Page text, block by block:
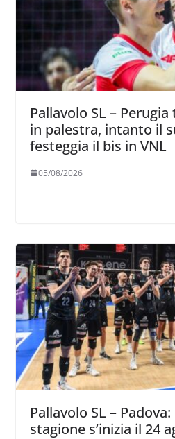
Pallavolo SL –
in palestra, intanto il
festeggia il bis in VNL
05/08/2026
Pallavolo SL –
stagione s’inizia il 24